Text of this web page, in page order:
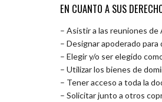
EN CUANTO A SUS
– Asistir a las reuniones de
– Designar apoderado
– Elegir y/o ser elegido
– Utilizar los bienes de
– Tener acceso a toda la
– Solicitar junto a otros